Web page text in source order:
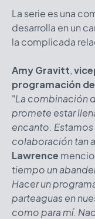
La serie es una
desarrolla en un
la complicada
Amy Gravitt,
programación de
"La combinación
promete estar
encanto.
colaboración tan
Lawrence
tiempo un
Hacer un
parteaguas en
como para mí.